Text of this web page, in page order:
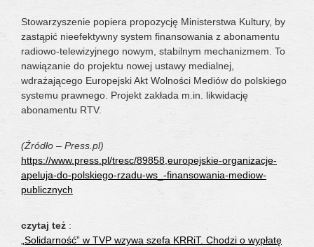
Stowarzyszenie popiera propozycję Ministerstwa Kultury, by
zastąpić nieefektywny system finansowania z abonamentu
radiowo-telewizyjnego nowym, stabilnym mechanizmem. To
nawiązanie do projektu nowej ustawy medialnej,
wdrażającego Europejski Akt Wolności Mediów do polskiego
systemu prawnego. Projekt zakłada m.in. likwidację
abonamentu RTV.
(Źródło – Press.pl)
https://www.press.pl/tresc/89858,europejskie-organizacje-
apeluja-do-polskiego-rzadu-ws_-finansowania-mediow-
publicznych
czytaj też :
„Solidarność” w TVP wzywa szefa KRRiT. Chodzi o wypłatę